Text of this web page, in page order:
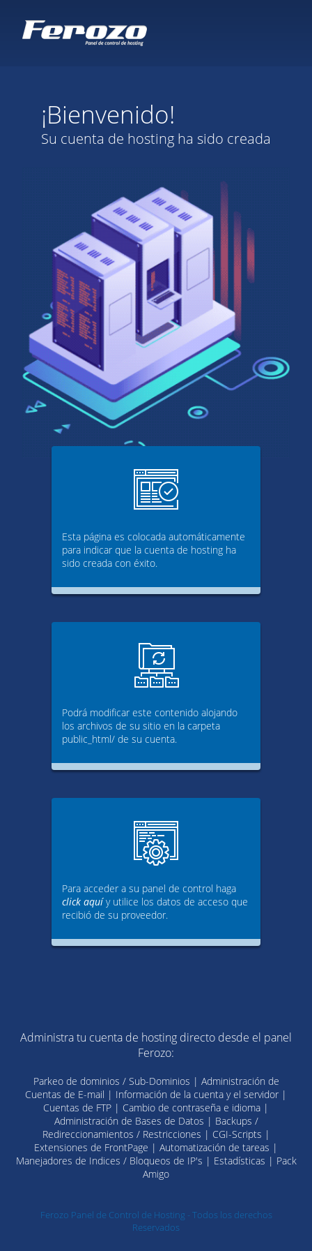
¡Bienvenido!
Su cuenta de hosting ha sido creada
Esta página es colocada automáticamente
para indicar que la cuenta de hosting ha
sido creada con éxito.
Podrá modificar este contenido alojando
los archivos de su sitio en la carpeta
public_html/ de su cuenta.
Para acceder a su panel de control haga
click aquíy utilice los datos de acceso que
recibió de su proveedor.
Administra tu cuenta de hosting directo desde el panel
Ferozo:
Parkeo de dominios / Sub-Dominios | Administración de
Cuentas de E-mail | Información de la cuenta y el servidor |
Cuentas de FTP | Cambio de contraseña e idioma |
Administración de Bases de Datos | Backups /
Redireccionamientos / Restricciones | CGI-Scripts |
Extensiones de FrontPage | Automatización de tareas |
Manejadores de Indices / Bloqueos de IP's | Estadísticas | Pack
Amigo
Ferozo Panel de Control de Hosting - Todos los derechos
Reservados